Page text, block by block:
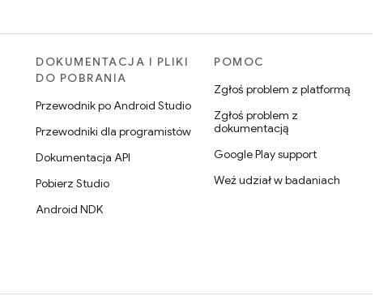
DOKUMENTACJA I PLIKI
DO POBRANIA
Przewodnik po Android Studio
Przewodniki dla programistów
Dokumentacja API
Pobierz Studio
Android NDK
POMOC
Zgłoś problem z platformą
Zgłoś problem z
dokumentacją
Google Play support
Weź udział w badaniach